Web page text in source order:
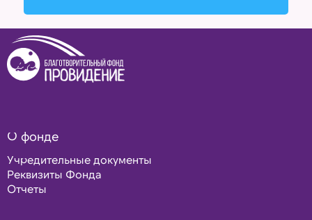
О фонде
Учредительные документы
Реквизиты Фонда
Отчеты